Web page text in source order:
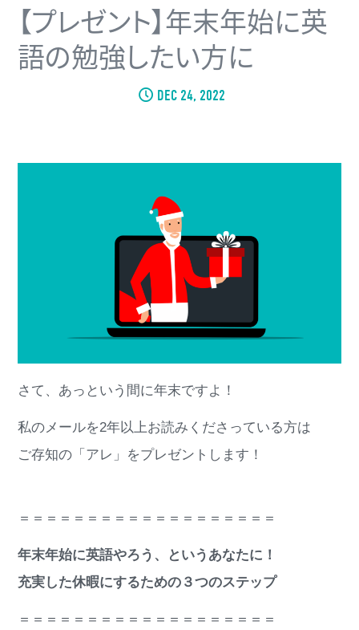
【プレゼント】年末年始に英
語の勉強したい方に
DEC 24, 2022
さて、あっという間に年末ですよ！
私のメールを2年以上お読みくださっている方は
ご存知の「アレ」をプレゼントします！
＝＝＝＝＝＝＝＝＝＝＝＝＝＝＝＝＝＝＝
年末年始に英語やろう、というあなたに！
充実した休暇にするための３つのステップ
＝＝＝＝＝＝＝＝＝＝＝＝＝＝＝＝＝＝＝